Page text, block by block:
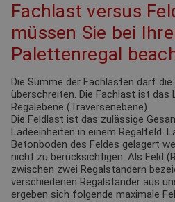
Fachlast versus
müssen Sie bei
Palettenregal
Die Summe der Fachlasten darf
überschreiten. Die Fachlast ist das
Regalebene (Traversenebene).
Die Feldlast ist das zulässige
Ladeeinheiten in einem Regalfeld.
Betonboden des Feldes gelagert
nicht zu berücksichtigen. Als Feld
zwischen zwei Regalständern
verschiedenen Regalständer aus
ergeben sich folgende maximale